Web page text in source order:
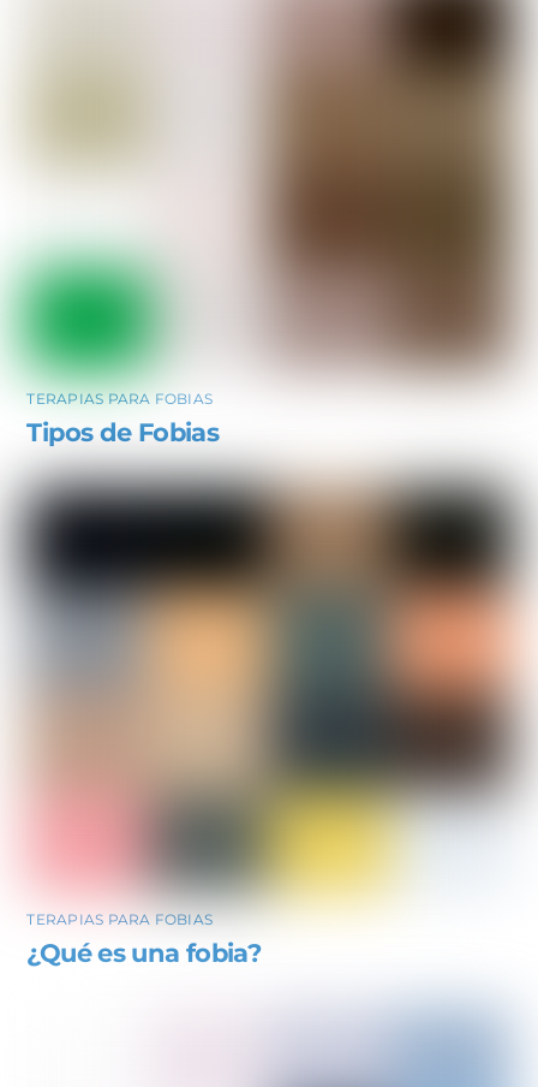
TERAPIAS PARA FOBIAS
Tipos de Fobias
TERAPIAS PARA FOBIAS
¿Qué es una fobia?